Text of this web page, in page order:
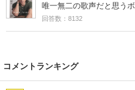
唯一無二の歌声だと思う
回答数：8132
コメントランキング